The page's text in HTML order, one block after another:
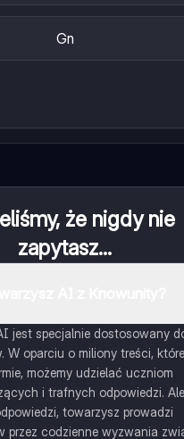
Gn
że nigdy nie
zapytasz...
jest specjalnie dostosowany
W oparciu o miliony treści, które
możemy udzielać uczniom
i trafnych odpowiedzi.
towarzysz prowadzi
przez codzienne wyzwania